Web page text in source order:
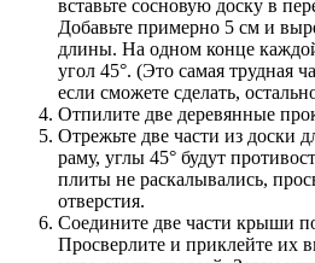
вставьте сосновую доску в
Добавьте примерно 5 см и
длины. На одном конце
угол 45°. (Это самая трудная
если сможете сделать,
Отпилите две деревянные
Отрежьте две части из доски
раму, углы 45° будут
плиты не раскалывались,
отверстия.
Соедините две части крыши
Просверлите и приклейте их